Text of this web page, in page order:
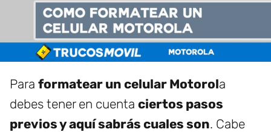
Para formatear un celular Motorola
debes tener en cuenta ciertos pasos
previos y aquí sabrás cuales son. Cabe